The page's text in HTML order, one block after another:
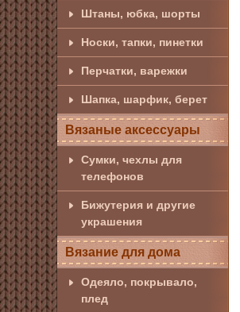
Штаны, юбка, шорты
Носки, тапки, пинетки
Перчатки, варежки
Шапка, шарфик, берет
Вязаные аксессуары
Сумки, чехлы для
телефонов
Бижутерия и другие
украшения
Вязание для дома
Одеяло, покрывало,
плед